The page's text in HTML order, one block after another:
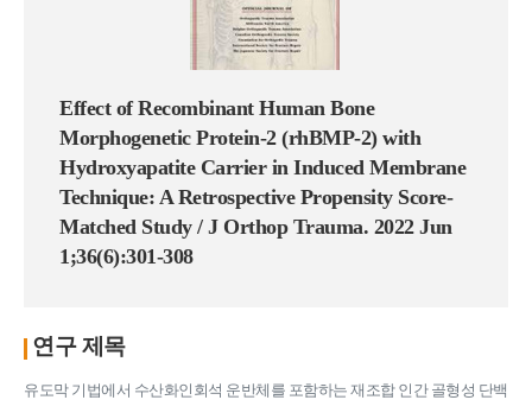
Effect of Recombinant Human Bone
Morphogenetic Protein-2 (rhBMP-2) with
Hydroxyapatite Carrier in Induced Membrane
Technique: A Retrospective Propensity Score-
Matched Study / J Orthop Trauma. 2022 Jun
1;36(6):301-308
연구 제목
유도막 기법에서 수산화인회석 운반체를 포함하는 재조합 인간 골형성 단백